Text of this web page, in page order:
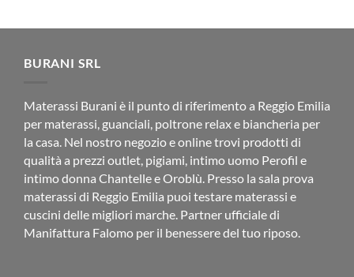
€22.40
BURANI SRL
Materassi Burani è il punto di riferimento a Reggio Emilia
per materassi, guanciali, poltrone relax e biancheria per
la casa. Nel nostro negozio e online trovi prodotti di
qualità a prezzi outlet, pigiami, intimo uomo Perofil e
intimo donna Chantelle e Oroblù. Presso la sala prova
materassi di Reggio Emilia puoi testare materassi e
cuscini delle migliori marche. Partner ufficiale di
Manifattura Falomo per il benessere del tuo riposo.